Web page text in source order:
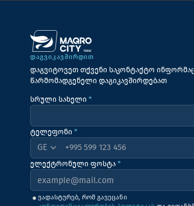
ᲓᲐᲒᲕᲘᲙᲐᲕᲨᲘᲠᲓᲘᲗ
დაგვიტოვეთ თქვენი საკონტაქტო
წარმომადგენელი დაგიკავშირდებათ
სრული სახელი *
ტელეფონი *
+995
ელექტრონული ფოსტა *
ვადასტურებ, რომ გავეცანი